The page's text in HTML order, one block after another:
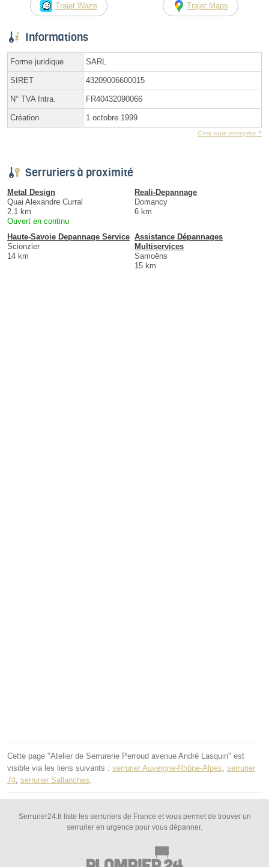
Trajet Waze Trajet Maps
Informations
Forme juridique SARL
SIRET 43209006600015
N° TVA Intra. FR40432090066
Création 1 octobre 1999
C'est votre entreprise ?
Serruriers à proximité
Metal Design
Quai Alexandre Curral
2.1 km
Ouvert en continu
Reali-Depannage
Domancy
6 km
Haute-Savoie Depannage Service
Scionzier
14 km
Assistance Dépannages
Multiservices
Samoëns
15 km
Cette page "Atelier de Serrurerie Perroud avenue André Lasquin" est
visible via les liens suivants : serrurier Auvergne-Rhône-Alpes serrurier
74 serrurier Sallanches
Serrurier24.fr liste les serruriers de France et vous permet de trouver un
serrurier en urgence pour vous dépanner.